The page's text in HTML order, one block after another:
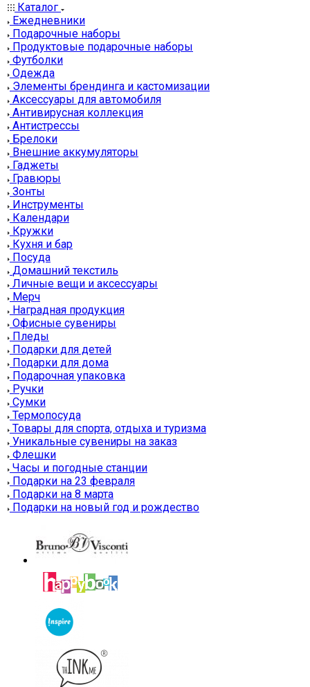
Каталог
Ежедневники
Подарочные наборы
Продуктовые подарочные наборы
Футболки
Одежда
Элементы брендинга и кастомизации
Аксессуары для автомобиля
Антивирусная коллекция
Антистрессы
Брелоки
Внешние аккумуляторы
Гаджеты
Гравюры
Зонты
Инструменты
Календари
Кружки
Кухня и бар
Посуда
Домашний текстиль
Личные вещи и аксессуары
Мерч
Наградная продукция
Офисные сувениры
Пледы
Подарки для детей
Подарки для дома
Подарочная упаковка
Ручки
Сумки
Термопосуда
Товары для спорта, отдыха и туризма
Уникальные сувениры на заказ
Флешки
Часы и погодные станции
Подарки на 23 февраля
Подарки на 8 марта
Подарки на новый год и рождество